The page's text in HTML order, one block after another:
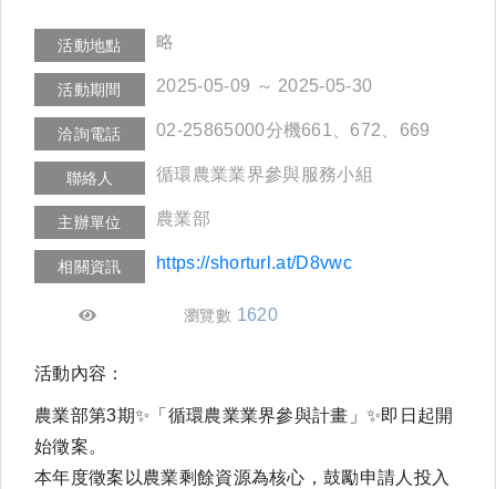
活動地點 略
活動期間 2025-05-09 ～ 2025-05-30
洽詢電話 02-25865000分機661、672、669
聯絡人 循環農業業界參與服務小組
主辦單位 農業部
相關資訊 https://shorturl.at/D8vwc
瀏覽數 1620
活動內容：
農業部第3期✨「循環農業業界參與計畫」✨即日起開
始徵案。
本年度徵案以農業剩餘資源為核心，鼓勵申請人投入